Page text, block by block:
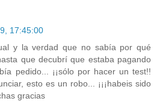
17:45:00
y la verdad que no sabía por qué
que decubrí que estaba pagando
pedido... ¡¡sólo por hacer un test!!
esto es un robo... ¡¡¡habeis sido
gracias